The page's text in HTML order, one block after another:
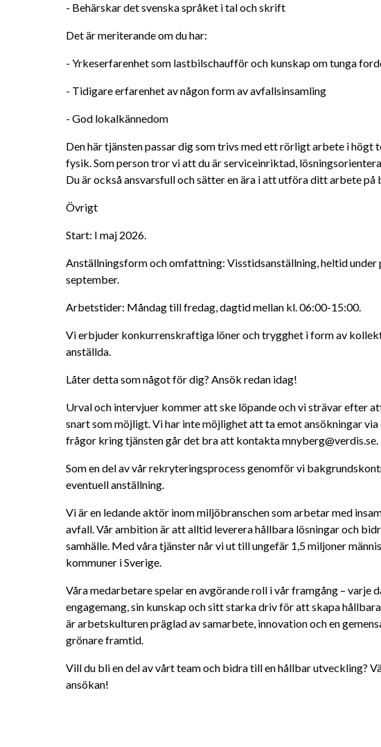
- Behärskar det svenska språket i tal och skrift
Det är meriterande om du har:
- Yrkeserfarenhet som lastbilschaufför och kunskap om tunga
- Tidigare erfarenhet av någon form av avfallsinsamling
- God lokalkännedom
Den här tjänsten passar dig som trivs med ett rörligt arbete i högt
fysik. Som person tror vi att du är serviceinriktad,
Du är också ansvarsfull och sätter en ära i att utföra ditt arbete på
Övrigt
Start: I maj 2026.
Anställningsform och omfattning: Visstidsanställning, heltid under
september.
Arbetstider: Måndag till fredag, dagtid mellan kl. 06:00-15:00.
Vi erbjuder konkurrenskraftiga löner och trygghet i form av
anställda.
Låter detta som något för dig? Ansök redan idag!
Urval och intervjuer kommer att ske löpande och vi strävar efter
snart som möjligt. Vi har inte möjlighet att ta emot ansökningar via
frågor kring tjänsten går det bra att kontakta mnyberg@verdis.se.
Som en del av vår rekryteringsprocess genomför vi
eventuell anställning.
Vi är en ledande aktör inom miljöbranschen som arbetar med
avfall. Vår ambition är att alltid leverera hållbara lösningar och
samhälle. Med våra tjänster når vi ut till ungefär 1,5 miljoner
kommuner i Sverige.
Våra medarbetare spelar en avgörande roll i vår framgång – varje
engagemang, sin kunskap och sitt starka driv för att skapa
är arbetskulturen präglad av samarbete, innovation och en
grönare framtid.
Vill du bli en del av vårt team och bidra till en hållbar utveckling?
ansökan!